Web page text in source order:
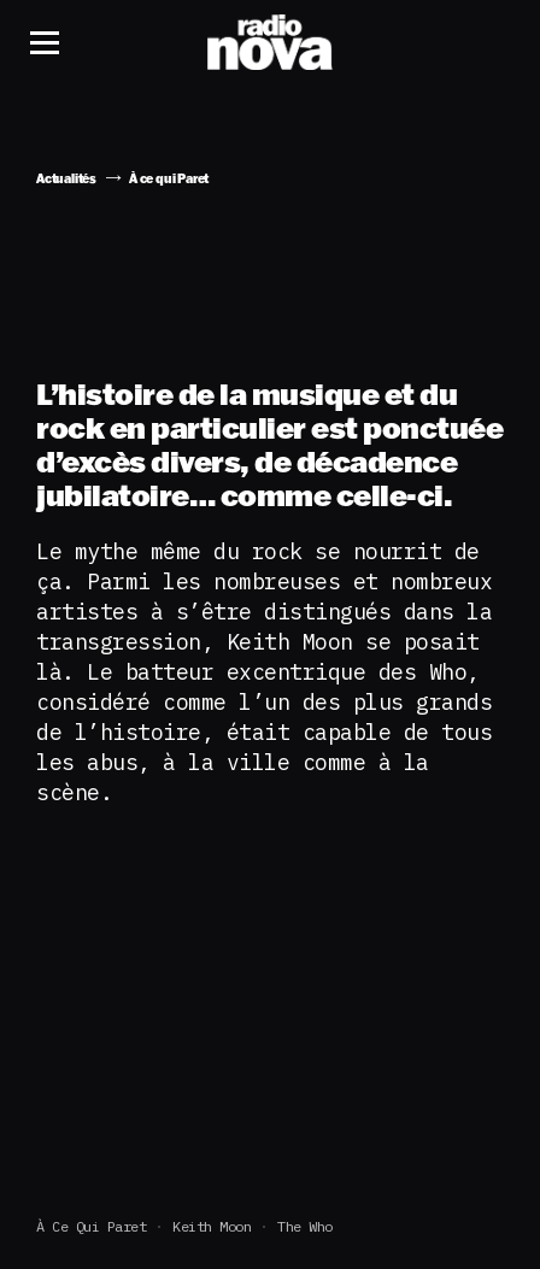
Actualités À ce qui Paret
L’histoire de la musique et du
rock en particulier est ponctuée
d’excès divers, de décadence
jubilatoire… comme celle-ci.
Le mythe même du rock se nourrit de
ça. Parmi les nombreuses et nombreux
artistes à s’être distingués dans la
transgression, Keith Moon se posait
là. Le batteur excentrique des Who,
considéré comme l’un des plus grands
de l’histoire, était capable de tous
les abus, à la ville comme à la
scène.
À Ce Qui Paret Keith Moon The Who